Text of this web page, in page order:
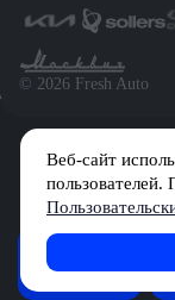
Веб-сайт
пользователей.
©️ 2026 Fresh Auto
Сетевое издание
Решением Федеральной
технологий и
29 декабря 2022 г.
Учредитель: Общество
Главный редактор: